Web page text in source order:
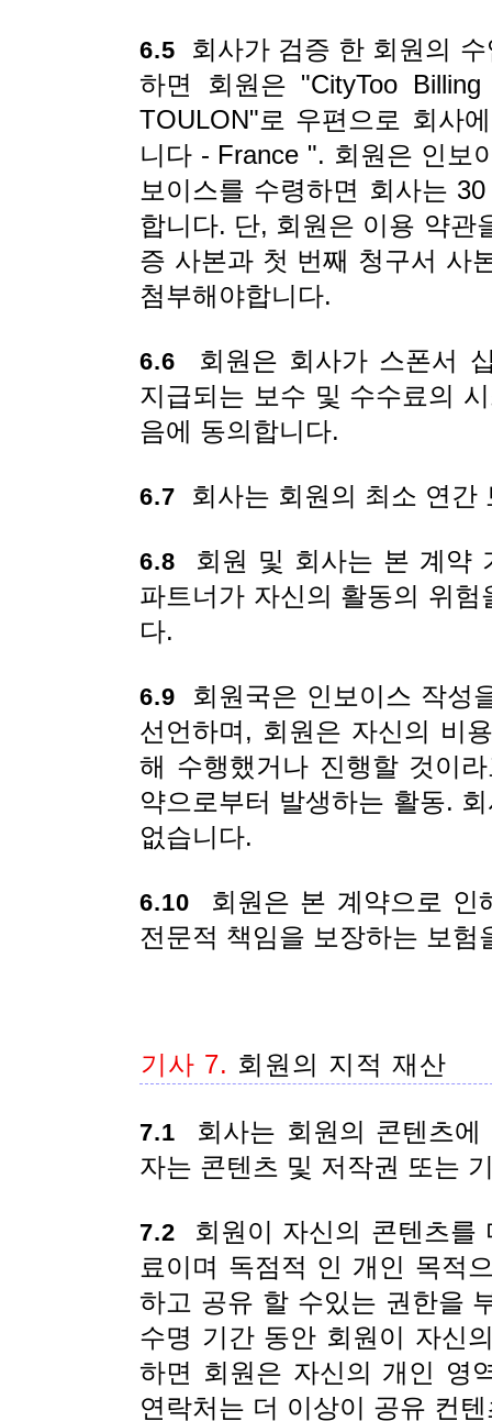
6.5 회사가 검증 한 회원의
하면 회원은 "CityToo
TOULON"로 우편으로 회사
니다 - France ". 회원은 인보
보이스를 수령하면 회사는
합니다. 단, 회원은 이용 약관
증 사본과 첫 번째 청구서 사
첨부해야합니다.
6.6 회원은 회사가 스폰서
지급되는 보수 및 수수료의
음에 동의합니다.
6.7 회사는 회원의 최소 연간
6.8 회원 및 회사는 본 계약
파트너가 자신의 활동의 위
다.
6.9 회원국은 인보이스 작성
선언하며, 회원은 자신의 비
해 수행했거나 진행할 것이
약으로부터 발생하는 활동.
없습니다.
6.10 회원은 본 계약으로 인
전문적 책임을 보장하는 보
기사 7. 회원의 지적 재산
7.1 회사는 회원의 콘텐츠에
자는 콘텐츠 및 저작권 또는
7.2 회원이 자신의 콘텐츠를
료이며 독점적 인 개인 목적
하고 공유 할 수있는 권한을
수명 기간 동안 회원이 자신
하면 회원은 자신의 개인 영
연락처는 더 이상이 공유 컨